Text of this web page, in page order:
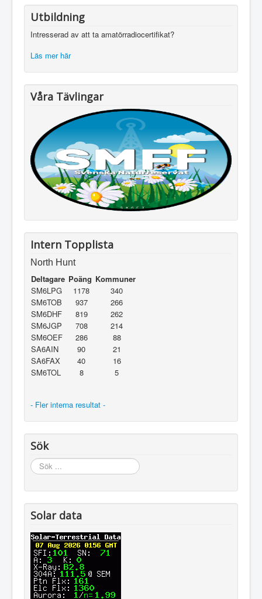
Utbildning
Intresserad av att ta amatörradiocertifikat?
Läs mer här
Våra Tävlingar
Intern Topplista
North Hunt
Deltagare Poäng Kommuner
SM6LPG
1178
340
SM6TOB
937
266
SM6DHF
819
262
SM6JGP
708
214
SM6OEF
286
88
SA6AIN
90
21
SA6FAX
40
16
SM6TOL
8 5
- Fler interna resultat -
Sök
Sök
...
Solar data